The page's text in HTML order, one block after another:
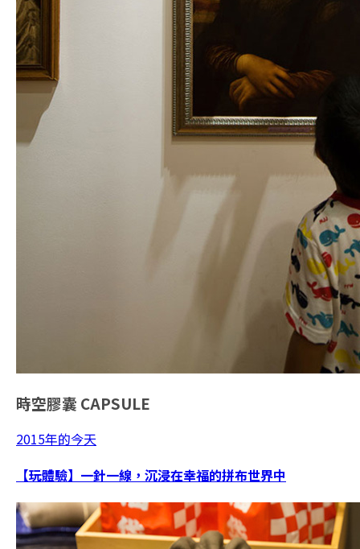
時空膠囊 CAPSULE
2015年的今天
【玩體驗】一針一線，沉浸在幸福的拼布世界中